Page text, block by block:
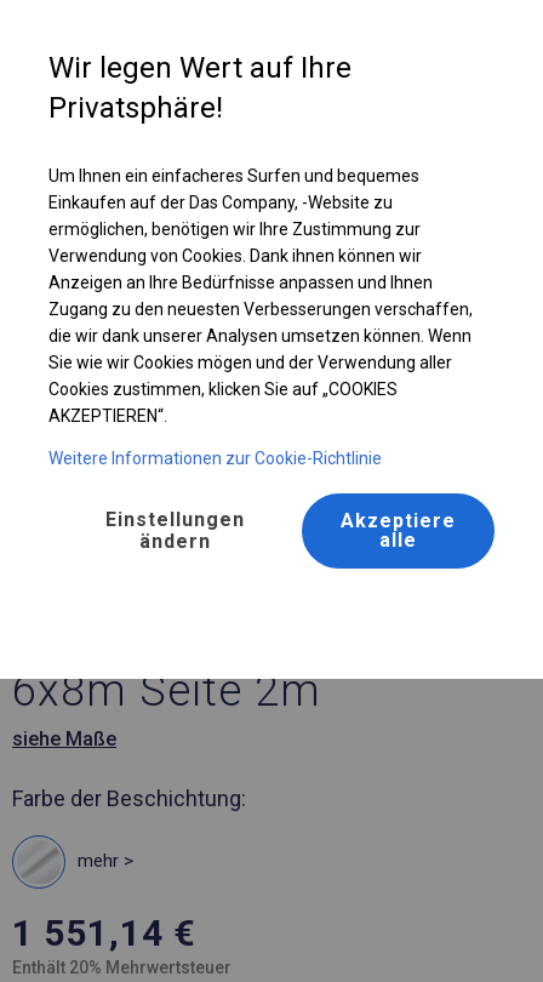
Solides Partyzelt | 6x8 m
6x8m Seite 2m
siehe Maße
Farbe der Beschichtung:
mehr >
1 551,14 €
Enthält 20% Mehrwertsteuer
Wir legen Wert auf Ihre
Privatsphäre!
Um Ihnen ein einfacheres Surfen und bequemes
Einkaufen auf der Das Company, -Website zu
ermöglichen, benötigen wir Ihre Zustimmung zur
Verwendung von Cookies. Dank ihnen können wir
Anzeigen an Ihre Bedürfnisse anpassen und Ihnen
Zugang zu den neuesten Verbesserungen verschaffen,
die wir dank unserer Analysen umsetzen können. Wenn
Sie wie wir Cookies mögen und der Verwendung aller
Cookies zustimmen, klicken Sie auf „COOKIES
AKZEPTIEREN“.
Weitere Informationen zur Cookie-Richtlinie
Einstellungen
ändern
Akzeptiere
alle